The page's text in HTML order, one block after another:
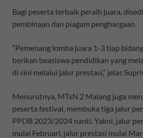
Bagi peserta terbaik peraih juara,
pembinaan dan piagam penghargaan.
“Pemenang lomba juara 1-3 tiap
berikan beasiswa pendidikan yang
di sini melalui jalur prestasi,” jelas
Menurutnya, MTsN 2 Malang juga
peserta festival, membuka tiga jalur
PPDB 2023/2024 nanti. Yakni, jalur
mulai Februari, jalur prestasi mulai